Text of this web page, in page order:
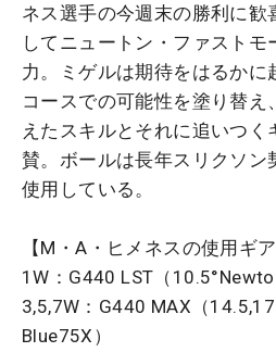
ネス選手の今週末の勝利に歓
してニュートン・ファストモ
力。ミゲルは期待をはるかに
コースでの可能性を塗り替え
えたスキルとそれに追いつく
賛。ボールは長年スリクソ
使用している。
【M・A・ヒメネスの使用ギ
1W：G440 LST（
3,5,7W：G440 MAX（
Blue75X）